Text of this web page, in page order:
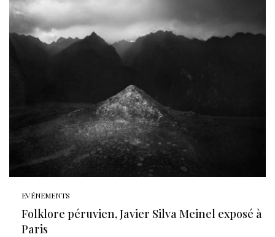
EVÉNEMENTS
Folklore péruvien, Javier Silva Meinel exposé à
Paris